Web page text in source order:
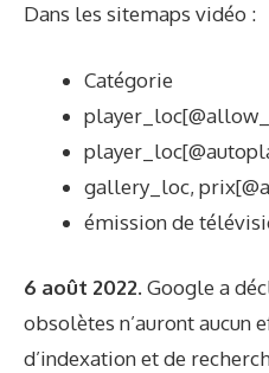
Dans les sitemaps vidéo :
Catégorie
gallery_loc,
émission de
6 août 2022. Google a
obsolètes n’auront aucun
d’indexation et de